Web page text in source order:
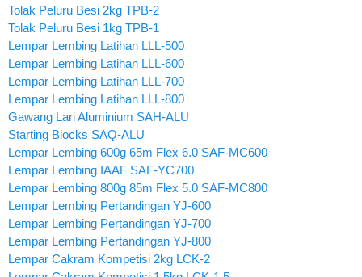
Tolak Peluru Besi 2kg TPB-2
Tolak Peluru Besi 1kg TPB-1
Lempar Lembing Latihan LLL-500
Lempar Lembing Latihan LLL-600
Lempar Lembing Latihan LLL-700
Lempar Lembing Latihan LLL-800
Gawang Lari Aluminium SAH-ALU
Starting Blocks SAQ-ALU
Lempar Lembing 600g 65m Flex 6.0 SAF-MC600
Lempar Lembing IAAF SAF-YC700
Lempar Lembing 800g 85m Flex 5.0 SAF-MC800
Lempar Lembing Pertandingan YJ-600
Lempar Lembing Pertandingan YJ-700
Lempar Lembing Pertandingan YJ-800
Lempar Cakram Kompetisi 2kg LCK-2